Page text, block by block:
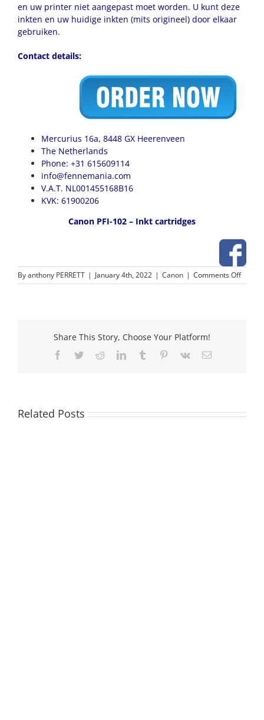
en uw printer niet aangepast moet worden. U kunt deze
inkten en uw huidige inkten (mits origineel) door elkaar
gebruiken.
Contact details:
Mercurius 16a, 8448 GX Heerenveen
The Netherlands
Phone: +31 615609114
info@fennemania.com
V.A.T. NL001455168B16
KVK: 61900206
Canon PFI-102 – Inkt cartridges
Byanthony PERRETT | January 4th, 2022 | Canon | Comments Offon
Canon
Share This Story, Choose Your Platform!
Facebook
TwitterRedditLinkedInTumblr Pinterest
Vk Email
Related Posts